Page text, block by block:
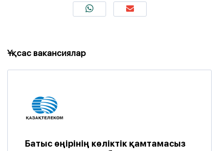
Ұқсас вакансиялар
Батыс өңірінің көліктік қамтамасыз